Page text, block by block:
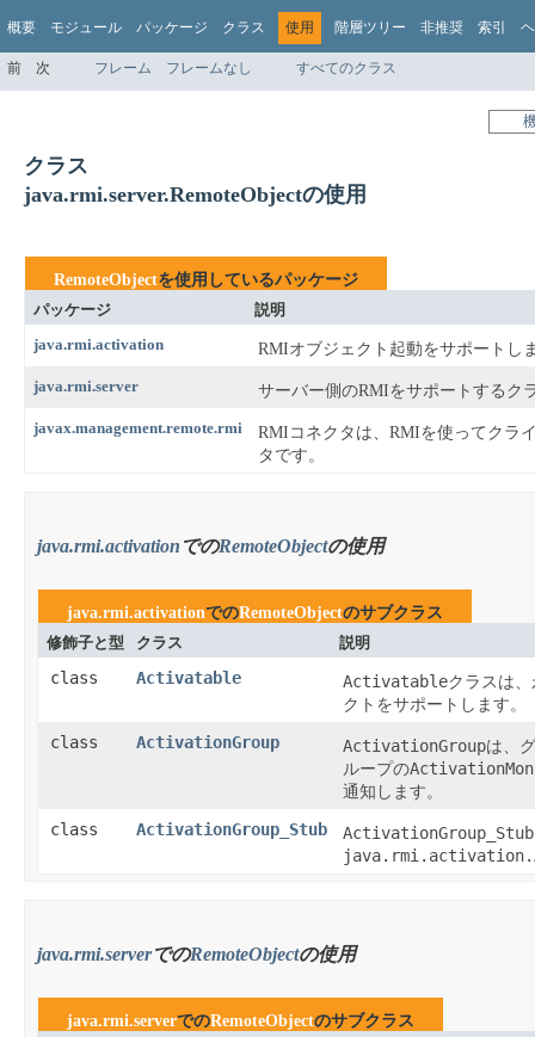
概要 モジュール パッケージ クラス 使用 階層ツリー 非推奨 索引
前 次 フレーム フレームなし すべてのクラス
クラス
java.rmi.server.RemoteObjectの使用
RemoteObjectを使用しているパッケージ
パッケージ
説明
java.rmi.activation
RMIオブジェクト起動をサポートし
java.rmi.server サーバー側のRMIをサポートするク
javax.management.remote.rmi
RMIコネクタは、RMIを使ってクラ
タです。
java.rmi.activation でのRemoteObjectの使用
java.rmi.activationでのRemoteObjectのサブクラス
修飾子と型
クラス 説明
class Activatable Activatableクラスは
クトをサポートします。
class ActivationGroup ActivationGroupは、
ループの
通知します。
class ActivationGroup_Stub ActivationGroup_Stub
java.rmi.serverでのRemoteObjectの使用
java.rmi.serverでのRemoteObjectのサブクラス